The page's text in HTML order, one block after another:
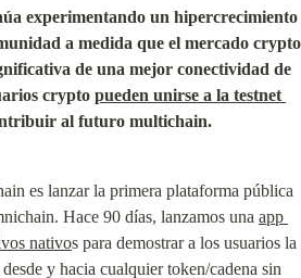
experimentando un hipercrecimiento
a medida que el mercado crypto
de una mejor conectividad de
crypto pueden unirse a la testnet
al futuro multichain.
es lanzar la primera plataforma pública
Hace 90 días, lanzamos una app
nativos para demostrar a los usuarios la
y hacia cualquier token/cadena sin